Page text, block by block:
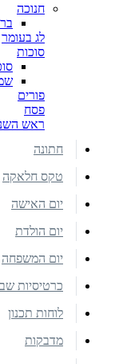
חנוכה
לג בעומר
סוכות
פורים
פסח
ראש
חתונה
טקס חלאקה
יום האישה
יום הולדת
יום המשפחה
כרטיסיות
לוחות תכנון
מדבקות